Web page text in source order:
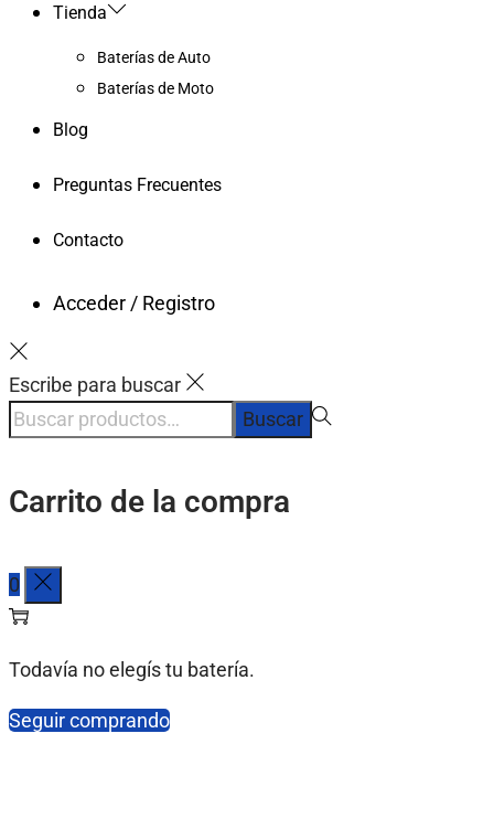
Tienda
Baterías de Auto
Baterías de Moto
Blog
Preguntas Frecuentes
Contacto
Acceder / Registro
Escribe para buscar
Buscar
Carrito de la compra
0
Todavía no elegís tu batería.
Seguir comprando